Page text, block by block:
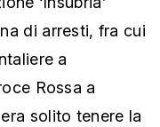
di arresti, fra cui
a
Rossa a
solito tenere la